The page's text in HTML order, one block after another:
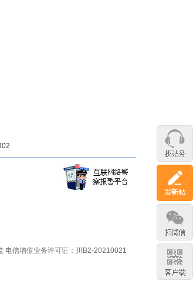
电信增值业务许可证：川B2-20210021